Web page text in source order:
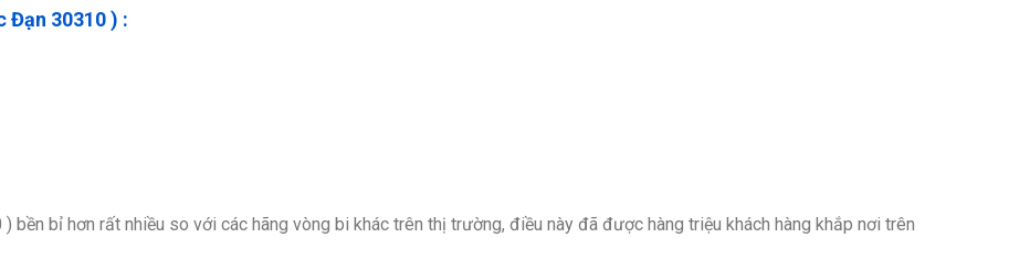
Đạn 30310 ) :
bền bỉ hơn rất nhiều so với các hãng vòng bi khác trên thị trường, điều này đã được hàng triệu khách hàng khắp nơi trên